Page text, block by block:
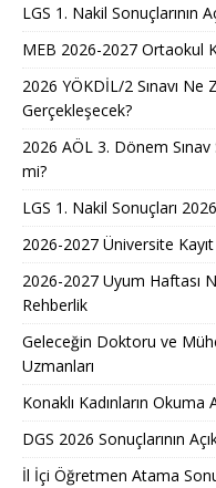
LGS 1. Nakil Sonuçlarının
MEB 2026-2027 Ortaokul
2026 YÖKDİL/2 Sınavı
Gerçekleşecek?
2026 AÖL 3. Dönem
mi?
LGS 1. Nakil Sonuçları
2026-2027 Üniversite
2026-2027 Uyum Haftası
Rehberlik
Geleceğin Doktoru ve
Uzmanları
Konaklı Kadınların
DGS 2026 Sonuçlarının
İl İçi Öğretmen Atama